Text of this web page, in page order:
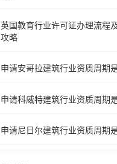
英国教育行业许可证办理流程
攻略
申请安哥拉建筑行业资质周期
申请科威特建筑行业资质周期
申请尼日尔建筑行业资质周期